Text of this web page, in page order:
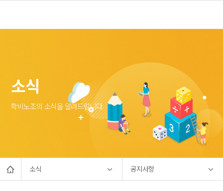
소식
학비노조의 소식을 알려드립니다.
소식 공지사항